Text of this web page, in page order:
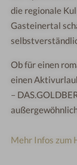
die regionale
Gasteinertal
Ob für einen
einen
–
Mehr Infos zum